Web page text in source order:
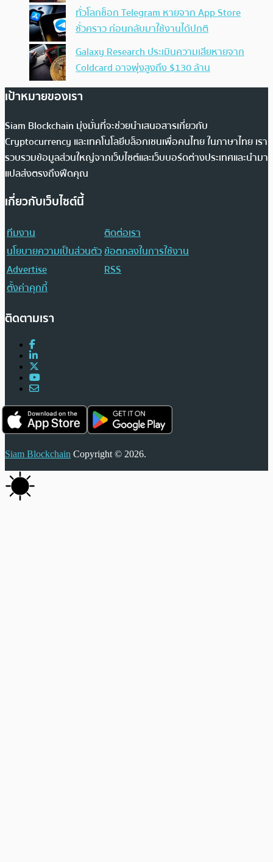
ทั่วโลกช็อก Telegram หายจาก App Store
ชั่วคราว ก่อนกลับมาใช้งานได้ปกติ
Galaxy Research ประเมินความเสียหายจาก
Coldcard อาจพุ่งสูงถึง $130 ล้าน
เป้าหมายของเรา
Siam Blockchain มุ่งมั่นที่จะช่วยนำเสนอสารเกี่ยวกับ
Cryptocurrency และเทคโนโลยีบล็อกเชนเพื่อคนไทย ในภาษาไทย เรา
รวบรวมข้อมูลส่วนใหญ่จากเว็บไซต์และเว็บบอร์ดต่างประเทศและนำมา
แปลส่งตรงถึงฟีดคุณ
เกี่ยวกับเว็บไซต์นี้
ทีมงาน
ติดต่อเรา
นโยบายความเป็นส่วนตัวข้อตกลงในการใช้งาน
Advertise
RSS
ตั้งค่าคุกกี้
ติดตามเรา
Siam Blockchain Copyright © 2026.